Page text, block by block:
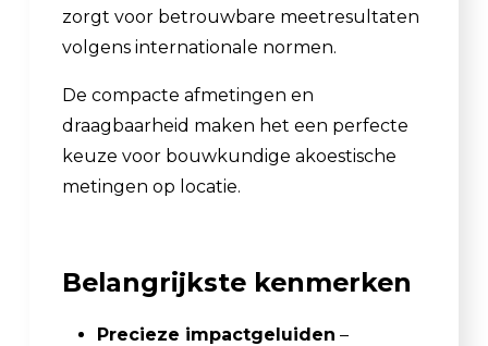
zorgt voor betrouwbare meetresultaten
volgens internationale normen.
De compacte afmetingen en
draagbaarheid maken het een perfecte
keuze voor bouwkundige akoestische
metingen op locatie.
Belangrijkste kenmerken
Precieze impactgeluiden –